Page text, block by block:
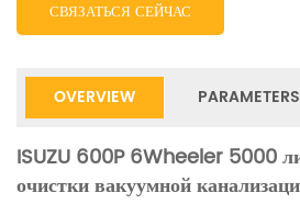
СВЯЗАТЬСЯ СЕЙЧАС
OVERVIEW PARAMETERS
ISUZU 600P 6Wheeler 5000
очистки вакуумной